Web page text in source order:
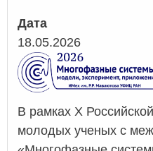
Дата
18.05.2026
В рамках X
молодых ученых с